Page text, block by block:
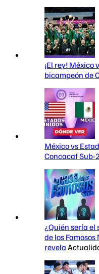
¡El rey! México
bicampeón de
México vs
Concacaf Sub-
¿Quién sería el
de los
revela